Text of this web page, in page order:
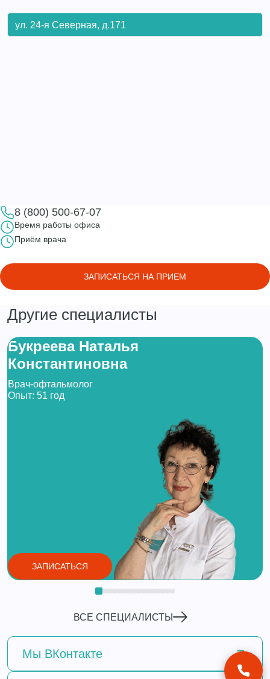
ул. 24-я Северная, д.171
8 (800) 500-67-07
Время работы офиса
Приём врача
ЗАПИСАТЬСЯ НА ПРИЕМ
Другие специалисты
Букреева Наталья
Константиновна
Врач-офтальмолог
Опыт: 51 год
ЗАПИСАТЬСЯ
ВСЕ СПЕЦИАЛИСТЫ
Мы ВКонтакте